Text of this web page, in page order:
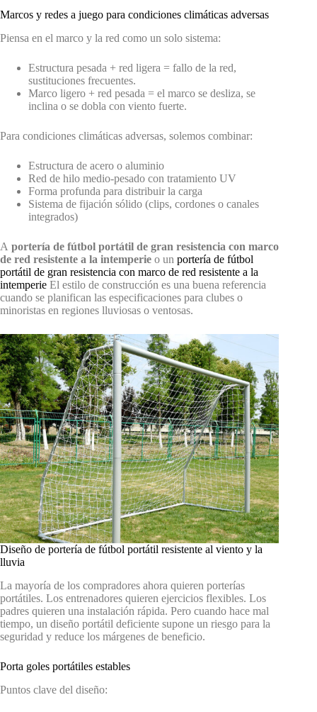
Marcos y redes a juego para condiciones climáticas adversas
Piensa en el marco y la red como un solo sistema:
Estructura pesada + red ligera = fallo de la red,
sustituciones frecuentes.
Marco ligero + red pesada = el marco se desliza, se
inclina o se dobla con viento fuerte.
Para condiciones climáticas adversas, solemos combinar:
Estructura de acero o aluminio
Red de hilo medio-pesado con tratamiento UV
Forma profunda para distribuir la carga
Sistema de fijación sólido (clips, cordones o canales
integrados)
A portería de fútbol portátil de gran resistencia con marco
de red resistente a la intemperie o un portería de fútbol
portátil de gran resistencia con marco de red resistente a la
intemperie El estilo de construcción es una buena referencia
cuando se planifican las especificaciones para clubes o
minoristas en regiones lluviosas o ventosas.
Diseño de portería de fútbol portátil resistente al viento y la
lluvia
La mayoría de los compradores ahora quieren porterías
portátiles. Los entrenadores quieren ejercicios flexibles. Los
padres quieren una instalación rápida. Pero cuando hace mal
tiempo, un diseño portátil deficiente supone un riesgo para la
seguridad y reduce los márgenes de beneficio.
Porta goles portátiles estables
Puntos clave del diseño: